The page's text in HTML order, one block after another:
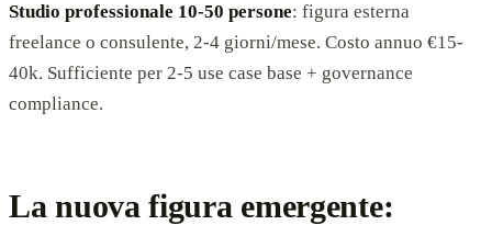
Studio professionale 10-50 persone: figura esterna
freelance o consulente, 2-4 giorni/mese. Costo annuo €15-
40k. Sufficiente per 2-5 use case base + governance
compliance.
La nuova figura emergente: